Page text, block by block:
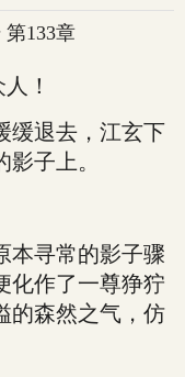
133章
！
退去，江玄下
子上。
寻常的影子骤
化作了一尊狰狞
的森然之气，仿